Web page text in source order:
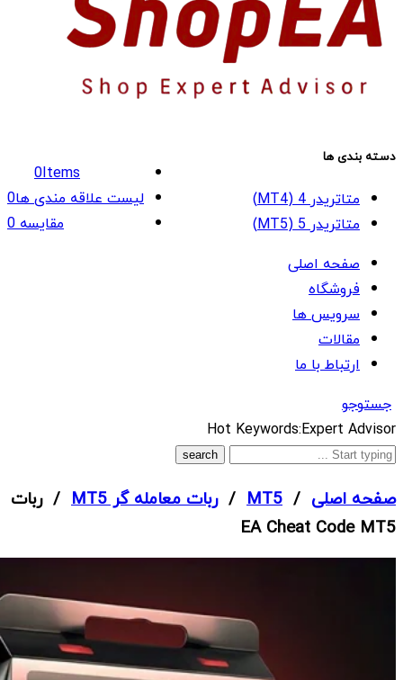
0Items
لیست علاقه مندی ها0
مقایسه0
دسته بندی ها
متاتریدر 4 (MT4)
متاتریدر 5 (MT5)
صفحه اصلی
فروشگاه
سرویس ها
مقالات
ارتباط با ما
جستوجو
What
are
looking
for?
Hot Keywords:Expert Advisor
صفحه اصلی /
MT5
/ربات معامله گر MT5
/ ربات
EA Cheat Code MT5